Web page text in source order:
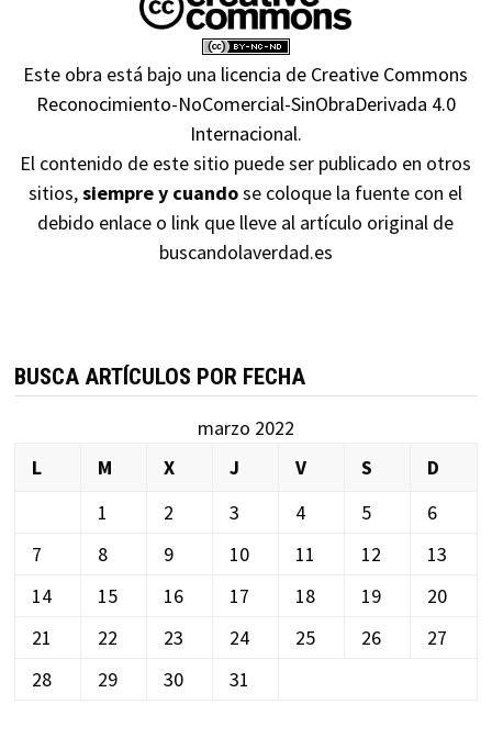
Este obra está bajo una licencia de Creative Commons
Reconocimiento-NoComercial-SinObraDerivada 4.0
Internacional.
El contenido de este sitio puede ser publicado en otros
sitios,siempre y cuandose coloque la fuente con el
debido enlace o link que lleve al artículo original de
buscandolaverdad.es
BUSCA ARTÍCULOS POR FECHA
marzo 2022
L
M X J V S
D
1
2 3 4 5
6
7
8 9 10 11 12
13
14
15 16 17 18 19
20
21
22 23 24 25 26
27
28
29 30 31